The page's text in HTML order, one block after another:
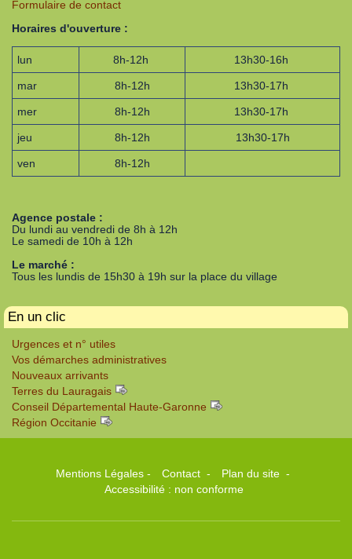
Formulaire de contact
Horaires d'ouverture :
lun 8h-12h 13h30-16h
mar 8h-12h 13h30-17h
mer 8h-12h 13h30-17h
jeu 8h-12h 13h30-17h
ven 8h-12h
Agence postale :
Du lundi au vendredi de 8h à 12h
Le samedi de 10h à 12h
Le marché :
Tous les lundis de 15h30 à 19h sur la place du village
En un clic
Urgences et n° utiles
Vos démarches administratives
Nouveaux arrivants
Terres du Lauragais
Conseil Départemental Haute-Garonne
Région Occitanie
Mentions Légales- Contact - Plan du site -
Accessibilité : non conforme